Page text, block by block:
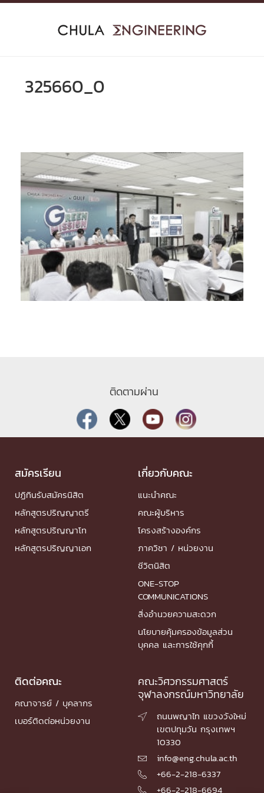
Skip
325660_0
ติดตามผ่าน
สมัครเรียน
ปฏิทินรับสมัครนิสิต
หลักสูตรปริญญาตรี
หลักสูตรปริญญาโท
หลักสูตรปริญญาเอก
เกี่ยวกับคณะ
แนะนำคณะ
คณะผู้บริหาร
โครงสร้างองค์กร
ภาควิชา / หน่วยงาน
ชีวิตนิสิต
ONE-STOP
COMMUNICATIONS
สิ่งอำนวยความสะดวก
นโยบายคุ้มครองข้อมูลส่วน
บุคคล และการใช้คุกกี้
ติดต่อคณะ
คณาจารย์ / บุคลากร
เบอร์ติดต่อหน่วยงาน
คณะวิศวกรรมศาสตร์
จุฬาลงกรณ์มหาวิทยาลัย

ถนนพญาไท แขวงวังใหม่
เขตปทุมวัน กรุงเทพฯ
10330
 info@eng.chula.ac.th
 +66-2-218-6337
 +66-2-218-6694